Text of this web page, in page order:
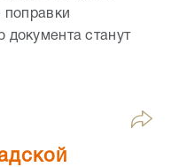
поправки
станут